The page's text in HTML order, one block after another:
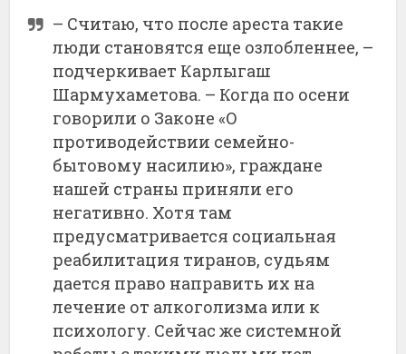
– Считаю, что после ареста такие
люди становятся еще озлобленнее, –
подчеркивает Карлыгаш
Шармухаметова. – Когда по осени
говорили о Законе «О
противодействии семейно-
бытовому насилию», граждане
нашей страны приняли его
негативно. Хотя там
предусматривается социальная
реабилитация тиранов, судьям
дается право направить их на
лечение от алкоголизма или к
психологу. Сейчас же системной